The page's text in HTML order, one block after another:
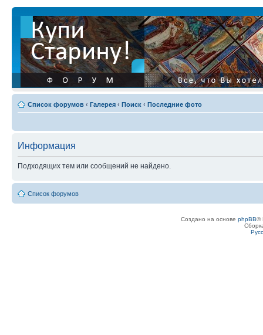
Список форумов ‹ Галерея ‹ Поиск ‹ Последние фото
Информация
Подходящих тем или сообщений не найдено.
Список форумов
Создано на основе phpBB®